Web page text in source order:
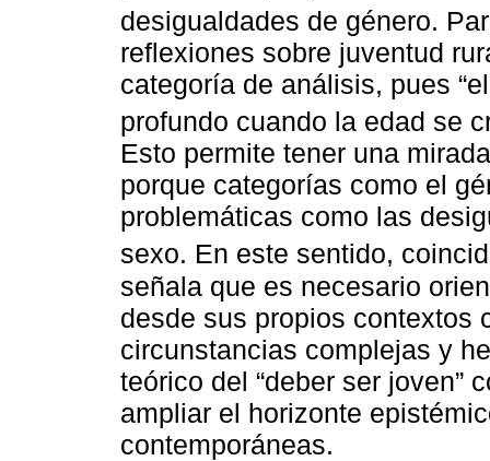
desigualdades de género.
reflexiones sobre juventud
categoría de análisis, pues
profundo cuando la edad se
Esto permite tener una
porque categorías como el
problemáticas como las
sexo. En este sentido,
señala que es necesario
desde sus propios contextos
circunstancias complejas y
teórico del “deber ser joven”
ampliar el horizonte
contemporáneas.